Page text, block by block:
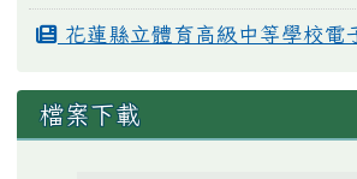
花蓮縣立體育高級中等學校電
檔案下載